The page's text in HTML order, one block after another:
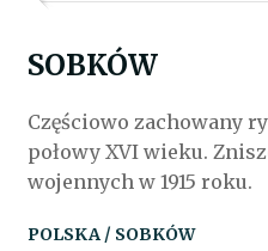
SOBKÓW
Częściowo zachowany
połowy XVI wieku.
wojennych w 1915 roku.
POLSKA / SOBKÓW